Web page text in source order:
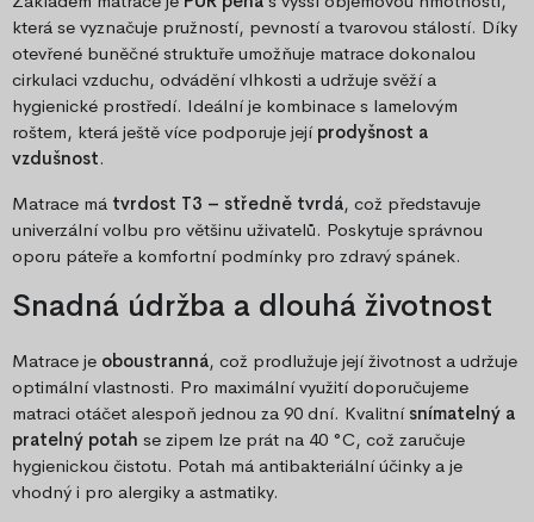
která se vyznačuje pružností, pevností a tvarovou stálostí. Díky
otevřené buněčné struktuře umožňuje matrace dokonalou
cirkulaci vzduchu, odvádění vlhkosti a udržuje svěží a
hygienické prostředí. Ideální je kombinace s lamelovým
roštem, která ještě více podporuje její prodyšnost a
vzdušnost.
Matrace má tvrdost T3 – středně tvrdá, což představuje
univerzální volbu pro většinu uživatelů. Poskytuje správnou
oporu páteře a komfortní podmínky pro zdravý spánek.
Snadná údržba a dlouhá životnost
Matrace je oboustranná, což prodlužuje její životnost a udržuje
optimální vlastnosti. Pro maximální využití doporučujeme
matraci otáčet alespoň jednou za 90 dní. Kvalitní snímatelný a
pratelný potah se zipem lze prát na 40 °C, což zaručuje
hygienickou čistotu. Potah má antibakteriální účinky a je
vhodný i pro alergiky a astmatiky.